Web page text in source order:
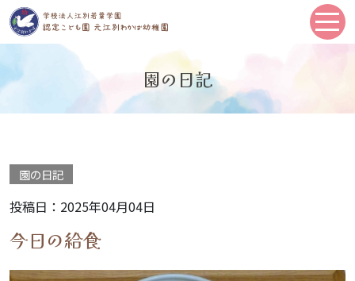
園の日記
園の日記
投稿日：2025年04月04日
今日の給食